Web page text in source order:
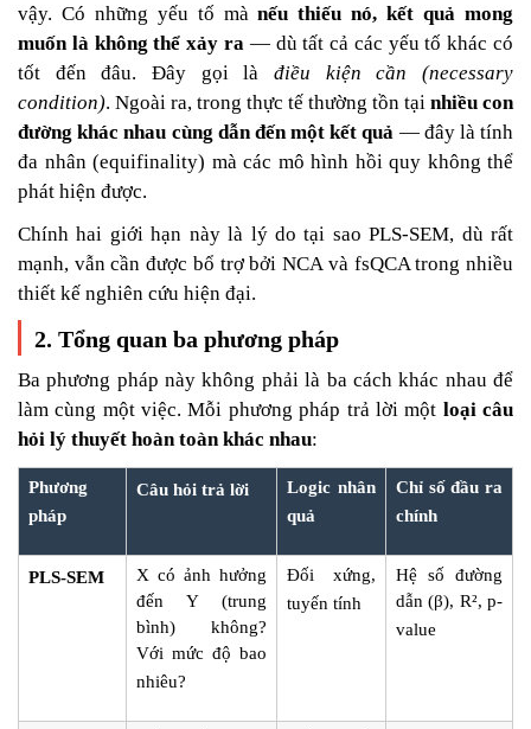
vậy. Có những yếu tố mànếu thiếu nó, kết quả mong
muốn là không thể xảy ra— dù tất cả các yếu tố khác có
tốt đến đâu. Đây gọi là điều kiện cần (necessary
condition). Ngoài ra, trong thực tế thường tồn tại nhiều con
đường khác nhau cùng dẫn đến một kết quả — đây là tính
đa nhân (equifinality) mà các mô hình hồi quy không thể
phát hiện được.
Chính hai giới hạn này là lý do tại sao PLS-SEM, dù rất
mạnh, vẫn cần được bổ trợ bởi NCA và fsQCA trong nhiều
thiết kế nghiên cứu hiện đại.
2. Tổng quan ba phương pháp
Ba phương pháp này không phải là ba cách khác nhau để
làm cùng một việc. Mỗi phương pháp trả lời một loại câu
hỏi lý thuyết hoàn toàn khác nhau:
Phương
pháp
Câu hỏi trả lời
Logic nhân
quả
Chỉ số đầu ra
chính
PLS-SEM
X có ảnh hưởng
đến Y (trung
bình) không?
Với mức độ bao
nhiêu?
Đối xứng,
tuyến tính
Hệ số đường
dẫn (β), R², p-
value